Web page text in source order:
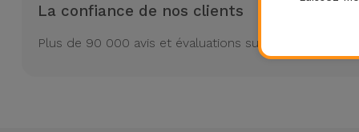
La confiance de nos clients
Plus de 90 000 avis et évaluations sur Trustpilot